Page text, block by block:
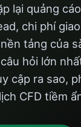
lại quảng
chi phí
tảng của
hỏi lớn
cập ra sao,
CFD tiềm